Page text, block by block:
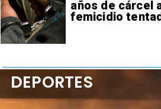
años de cárcel
femicidio
DEPORTES